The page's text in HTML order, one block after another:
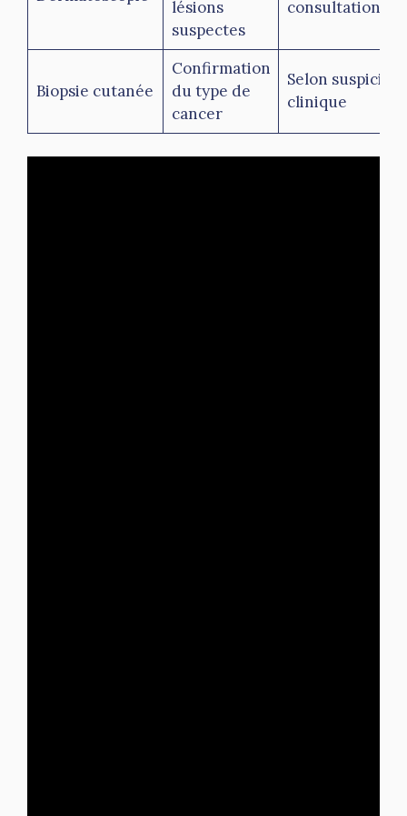
lésions
suspectes
consultation
Biopsie cutanée
Confirmation
du type de
cancer
Selon suspicion
clinique